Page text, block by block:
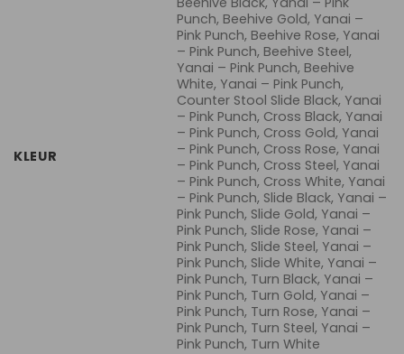
KLEUR
Punch, Beehive Gold, Yanai –
Pink Punch, Beehive Rose, Yanai
– Pink Punch, Beehive Steel,
Yanai – Pink Punch, Beehive
White, Yanai – Pink Punch,
Counter Stool Slide Black, Yanai
– Pink Punch, Cross Black, Yanai
– Pink Punch, Cross Gold, Yanai
– Pink Punch, Cross Rose, Yanai
– Pink Punch, Cross Steel, Yanai
– Pink Punch, Cross White, Yanai
– Pink Punch, Slide Black, Yanai –
Pink Punch, Slide Gold, Yanai –
Pink Punch, Slide Rose, Yanai –
Pink Punch, Slide Steel, Yanai –
Pink Punch, Slide White, Yanai –
Pink Punch, Turn Black, Yanai –
Pink Punch, Turn Gold, Yanai –
Pink Punch, Turn Rose, Yanai –
Pink Punch, Turn Steel, Yanai –
Pink Punch, Turn White